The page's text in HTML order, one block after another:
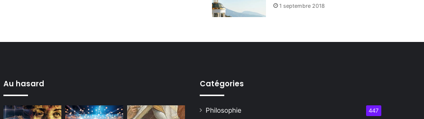
1 septembre 2018
Au hasard Catégories
Philosophie 447